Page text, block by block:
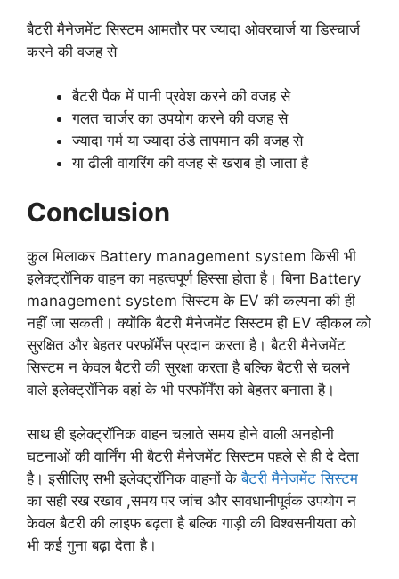
बैटरी मैनेजमेंट सिस्टम आमतौर पर ज्यादा ओवरचार्ज या डिस्चार्ज
करने की वजह से
बैटरी पैक में पानी प्रवेश करने की वजह से
गलत चार्जर का उपयोग करने की वजह से
ज्यादा गर्म या ज्यादा ठंडे तापमान की वजह से
या ढीली वायरिंग की वजह से खराब हो जाता है
Conclusion
कुल मिलाकर Battery management system किसी भी
इलेक्ट्रॉनिक वाहन का महत्वपूर्ण हिस्सा होता है। बिना Battery
management system सिस्टम के EV की कल्पना की ही
नहीं जा सकती। क्योंकि बैटरी मैनेजमेंट सिस्टम ही EV व्हीकल को
सुरक्षित और बेहतर परफॉर्मेंस प्रदान करता है। बैटरी मैनेजमेंट
सिस्टम न केवल बैटरी की सुरक्षा करता है बल्कि बैटरी से चलने
वाले इलेक्ट्रॉनिक वहां के भी परफॉर्मेंस को बेहतर बनाता है।
साथ ही इलेक्ट्रॉनिक वाहन चलाते समय होने वाली अनहोनी
घटनाओं की वार्निंग भी बैटरी मैनेजमेंट सिस्टम पहले से ही दे देता
है। इसीलिए सभी इलेक्ट्रॉनिक वाहनों केबैटरी मैनेजमेंट सिस्टम
का सही रख रखाव ,समय पर जांच और सावधानीपूर्वक उपयोग न
केवल बैटरी की लाइफ बढ़ता है बल्कि गाड़ी की विश्वसनीयता को
भी कई गुना बढ़ा देता है।